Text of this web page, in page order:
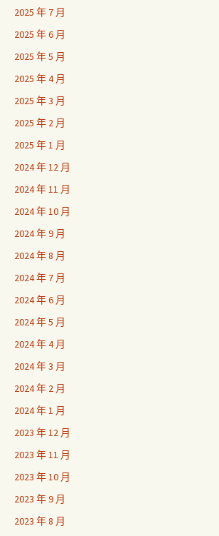
2025 年 7 月
2025 年 6 月
2025 年 5 月
2025 年 4 月
2025 年 3 月
2025 年 2 月
2025 年 1 月
2024 年 12 月
2024 年 11 月
2024 年 10 月
2024 年 9 月
2024 年 8 月
2024 年 7 月
2024 年 6 月
2024 年 5 月
2024 年 4 月
2024 年 3 月
2024 年 2 月
2024 年 1 月
2023 年 12 月
2023 年 11 月
2023 年 10 月
2023 年 9 月
2023 年 8 月